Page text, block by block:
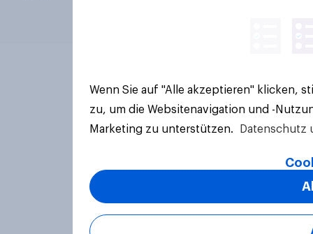
Wenn Sie auf "Alle akzeptieren" klicken,
zu, um die Websitenavigation und -
Marketing zu unterstützen.
Datenschutz